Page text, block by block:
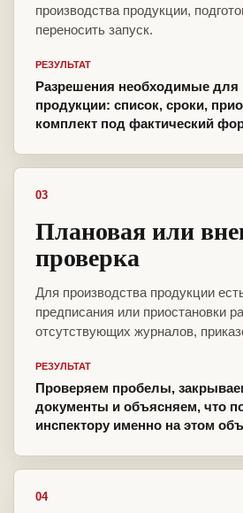
производства продукции,
переносить запуск.
РЕЗУЛЬТАТ
Разрешения необходимые для
продукции: список, сроки,
комплект под фактический
03
Плановая или
проверка
Для производства продукции
предписания или приостановки
отсутствующих журналов,
РЕЗУЛЬТАТ
Проверяем пробелы,
документы и объясняем, что
инспектору именно на этом
04